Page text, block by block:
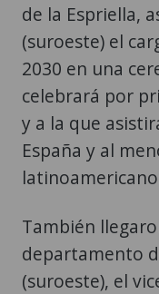
de la Espriella,
(suroeste) el
2030 en una
celebrará por
y a la que
España y al
También
departamento
(suroeste), el